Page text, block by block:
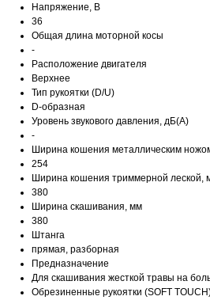
Напряжение, В
36
Общая длина моторной косы
-
Расположение двигателя
Верхнее
Тип рукоятки (D/U)
D-образная
Уровень звукового давления, дБ(А)
-
Ширина кошения металлическим
254
Ширина кошения триммерной леской,
380
Ширина скашивания, мм
380
Штанга
прямая, разборная
Предназначение
Для скашивания жесткой травы на
Обрезиненные рукоятки (SOFT